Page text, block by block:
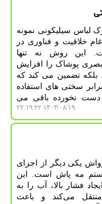
لباس سیلیکونی نمونه
خلاقیت و فناوری در
این روش نه تنها
پوشاک را افزایش
بلکه تضمین می کند که
سختی های استفاده
دست نخورده باقی می
۱۴۰۳/۰۸/۱۹ ۲۲:۱۹:۲۲
یکی دیگر از اجزای
مه پاش است. این
فشار بالا، آب را به
منتقل می‌کند و باعث